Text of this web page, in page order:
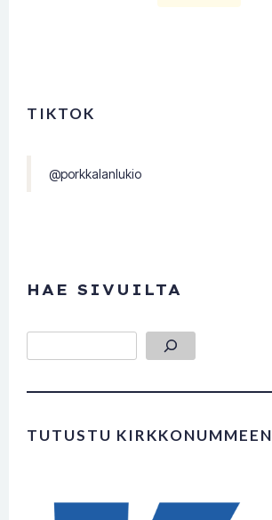
TIKTOK
@porkkalanlukio
HAE SIVUILTA
TUTUSTU KIRKKONUMMEEN